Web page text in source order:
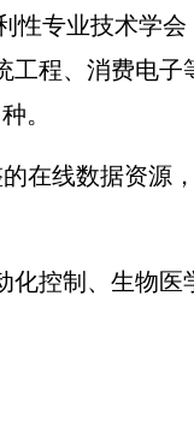
性专业技术学会
程、消费电子
。
在线数据资源
控制、生物医